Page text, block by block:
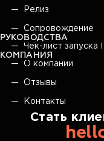
Релиз
Сопровождение
РУКОВОДСТВА
Чек-лист запуска
КОМПАНИЯ
О компании
Отзывы
Контакты
Стать